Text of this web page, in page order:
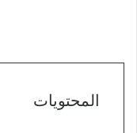
المحتويات